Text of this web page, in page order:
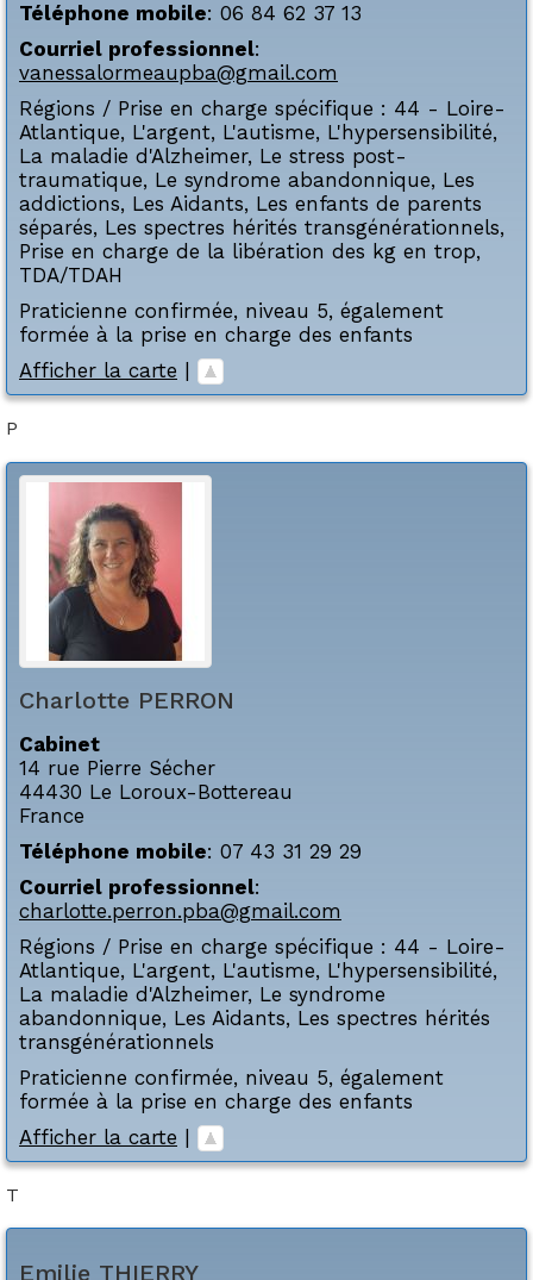
Téléphone mobile: 06 84 62 37 13
Courriel professionnel:
vanessalormeaupba@gmail.com
Régions / Prise en charge spécifique : 44 - Loire-
Atlantique, L'argent, L'autisme, L'hypersensibilité,
La maladie d'Alzheimer, Le stress post-
traumatique, Le syndrome abandonnique, Les
addictions, Les Aidants, Les enfants de parents
séparés, Les spectres hérités transgénérationnels,
Prise en charge de la libération des kg en trop,
TDA/TDAH
Praticienne confirmée, niveau 5, également
formée à la prise en charge des enfants
Afficher la carte
P
Charlotte PERRON
Cabinet
14 rue Pierre Sécher
44430 Le Loroux-Bottereau
France
Téléphone mobile: 07 43 31 29 29
Courriel professionnel:
charlotte.perron.pba@gmail.com
Régions / Prise en charge spécifique : 44 - Loire-
Atlantique, L'argent, L'autisme, L'hypersensibilité,
La maladie d'Alzheimer, Le syndrome
abandonnique, Les Aidants, Les spectres hérités
transgénérationnels
Praticienne confirmée, niveau 5, également
formée à la prise en charge des enfants
Afficher la carte |
T
Emilie THIERRY